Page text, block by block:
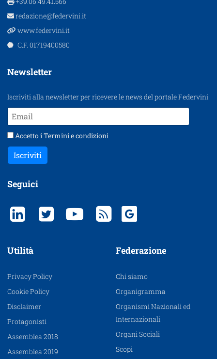
redazione@federvini.it
www.federvini.it
C.F. 01719400580
Newsletter
Iscriviti alla newsletter per ricevere le news del portale Federvini.
Accetto iTermini e condizioni
Iscriviti
Seguici
Utilità
Privacy Policy
Cookie Policy
Disclaimer
Protagonisti
Assemblea 2018
Assemblea 2019
Federazione
Chi siamo
Organigramma
Organismi Nazionali ed
Internazionali
Organi Sociali
Scopi